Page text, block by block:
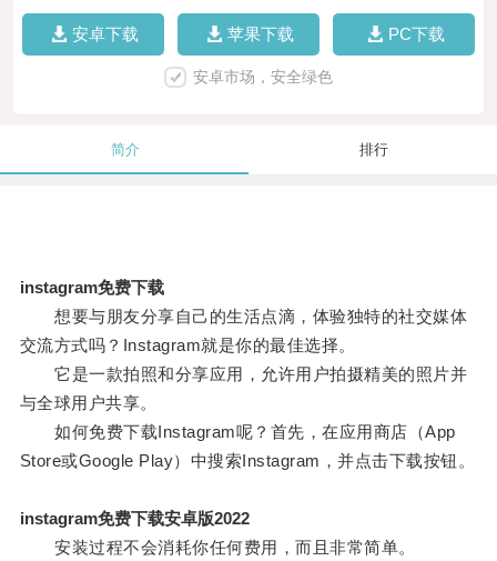
安卓下载 苹果下载 PC下载
安卓市场，安全绿色
简介 排行
instagram免费下载
想要与朋友分享自己的生活点滴，体验独特的社交媒体
交流方式吗？Instagram就是你的最佳选择。
它是一款拍照和分享应用，允许用户拍摄精美的照片并
与全球用户共享。
如何免费下载Instagram呢？首先，在应用商店（App
Store或Google Play）中搜索Instagram，并点击下载按钮。
instagram免费下载安卓版2022
安装过程不会消耗你任何费用，而且非常简单。